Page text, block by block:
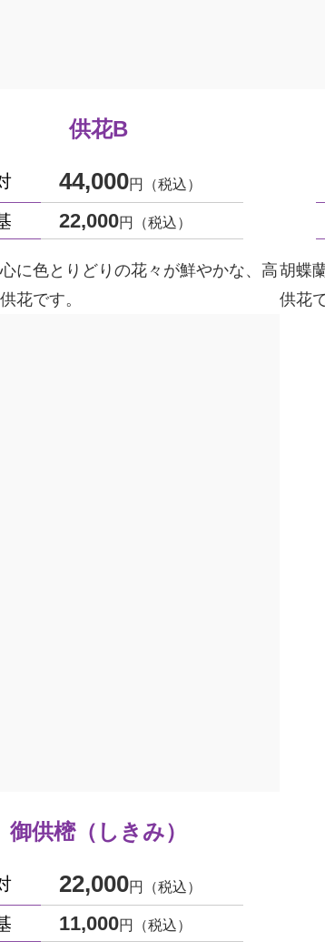
供花B
44,000円（税込）
22,000円（税込）
に色とりどりの花々が鮮やかな、高
花です。
胡蝶
供花
御供樒（しきみ）
22,000円（税込）
11,000円（税込）